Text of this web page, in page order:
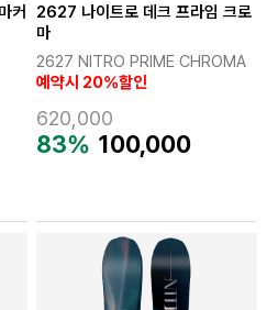
커
2627 나이트로 데크 프라임 크로
마
2627 NITRO PRIME CHROMA
예약시 20%할인
620,000
83% 100,000